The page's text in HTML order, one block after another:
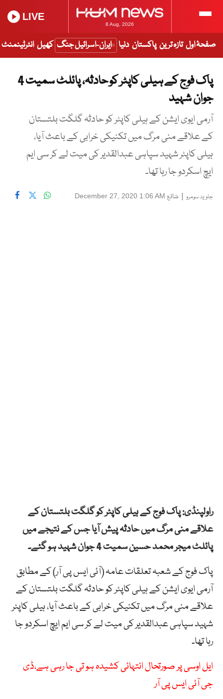
8 Aug, 2026
LIVE
صفحۂ اول تازہ ترین پاکستان دنیا ایران-اسرائیل جنگ کھیل انٹرٹینمنٹ
پاک فوج کے ہیلی کاپٹر کو حادثہ، پائلٹ سمیت 4
جوان شہید
آرمی ایوی ایشن کے ہیلی کاپٹر کو حادثہ گلگت بلتستان
کے علاقے منی مرگ میں تکنیکی خرابی کے باعث آیا،
ہیلی کاپٹر شہید سپاہی عبدالقدیر کی میت لے کر سی ایم
ایچ اسکردو جا رہا تھا۔
جاوید سومرو| شائع December 27, 2020 1:06 AM
راولپنڈی: پاک فوج کے ہیلی کاپٹر کو گلگت بلتستان کے
علاقے منی مرگ میں حادثہ پیش آیا جس کے نتیجے میں
پائلٹ میجر محمد حسین سمیت 4 جوان شہید ہو گئے۔
پاک فوج کے شعبہ تعلقات عامہ (آئی ایس پی آر) کے مطابق
آرمی ایوی ایشن کے ہیلی کاپٹر کو حادثہ گلگت بلتستان کے
علاقے منی مرگ میں تکنیکی خرابی کے باعث آیا، ہیلی کاپٹر
شہید سپاہی عبدالقدیر کی میت لے کر سی ایم ایچ اسکردو جا
رہا تھا۔
ایل اوسی پر صورتحال انتہائی کشیدہ ہو تی جا رہی ہے،ڈی
جی آئی ایس پی آر